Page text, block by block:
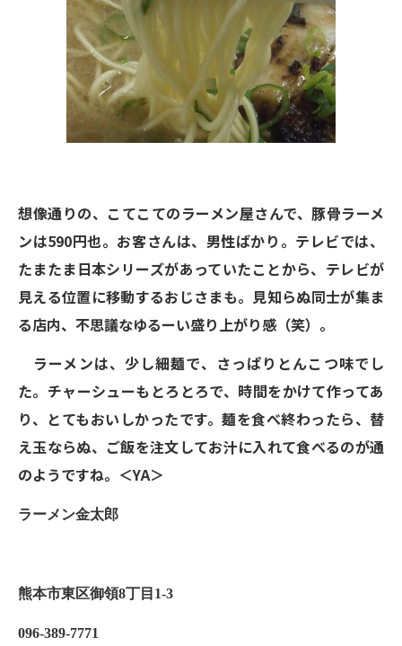
想像通りの、こてこてのラーメン屋さんで、豚骨ラーメ
ンは590円也。お客さんは、男性ばかり。テレビでは、
たまたま日本シリーズがあっていたことから、テレビが
見える位置に移動するおじさまも。見知らぬ同士が集ま
る店内、不思議なゆるーい盛り上がり感（笑）。
ラーメンは、少し細麺で、さっぱりとんこつ味でし
た。チャーシューもとろとろで、時間をかけて作ってあ
り、とてもおいしかったです。麺を食べ終わったら、替
え玉ならぬ、ご飯を注文してお汁に入れて食べるのが通
のようですね。＜YA＞
ラーメン金太郎
熊本市東区御領8丁目1-3
096-389-7771